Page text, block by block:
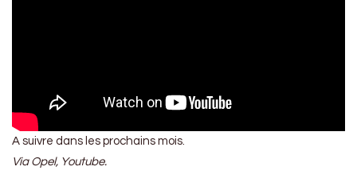
A suivre dans les prochains mois.
Via Opel, Youtube.